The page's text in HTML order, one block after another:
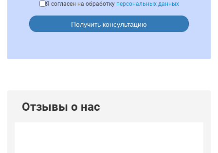
Я согласен на обработку персональных данных
Получить консультацию
Отзывы о нас